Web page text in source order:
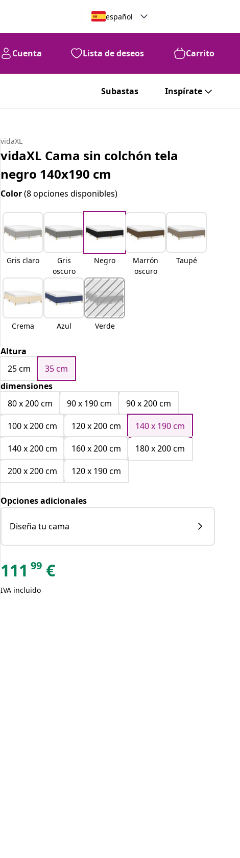
español
Cuenta Lista de deseos Carrito
Subastas Inspírate
vidaXL
vidaXL Cama sin colchón tela
negro 140x190 cm
Color(8 opciones disponibles)
Gris claro
Gris
oscuro
Negro
Marrón
oscuro
Taupé
Crema Azul Verde
Altura
25 cm
35 cm
dimensiones
80 x 200 cm
90 x 190 cm
90 x 200 cm
100 x 200 cm
120 x 200 cm
140 x 190 cm
140 x 200 cm
160 x 200 cm
180 x 200 cm
200 x 200 cm
120 x 190 cm
Opciones adicionales
Diseña tu cama
111 99 €
IVA incluido